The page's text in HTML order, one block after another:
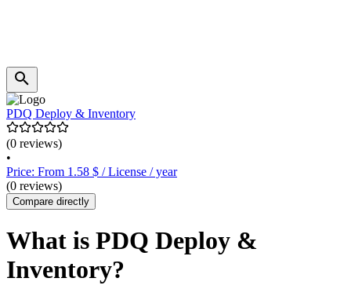
PDQ Deploy & Inventory
(0 reviews)
•
Price: From 1.58 $ / License / year
(0 reviews)
Compare directly
What is PDQ Deploy &
Inventory?